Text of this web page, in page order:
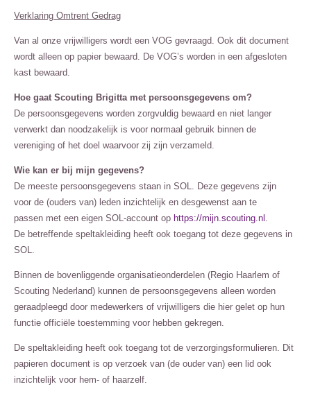
Verklaring Omtrent Gedrag
Van al onze vrijwilligers wordt een VOG gevraagd. Ook dit document
wordt alleen op papier bewaard. De VOG’s worden in een afgesloten
kast bewaard.
Hoe gaat Scouting Brigitta met persoonsgegevens om?
De persoonsgegevens worden zorgvuldig bewaard en niet langer
verwerkt dan noodzakelijk is voor normaal gebruik binnen de
vereniging of het doel waarvoor zij zijn verzameld.
Wie kan er bij mijn gegevens?
De meeste persoonsgegevens staan in SOL. Deze gegevens zijn
voor de (ouders van) leden inzichtelijk en desgewenst aan te
passen met een eigen SOL-account op https://mijn.scouting.nl
De betreffende speltakleiding heeft ook toegang tot deze gegevens in
SOL.
Binnen de bovenliggende organisatieonderdelen (Regio Haarlem of
Scouting Nederland) kunnen de persoonsgegevens alleen worden
geraadpleegd door medewerkers of vrijwilligers die hier gelet op hun
functie officiële toestemming voor hebben gekregen.
De speltakleiding heeft ook toegang tot de verzorgingsformulieren. Dit
papieren document is op verzoek van (de ouder van) een lid ook
inzichtelijk voor hem- of haarzelf.